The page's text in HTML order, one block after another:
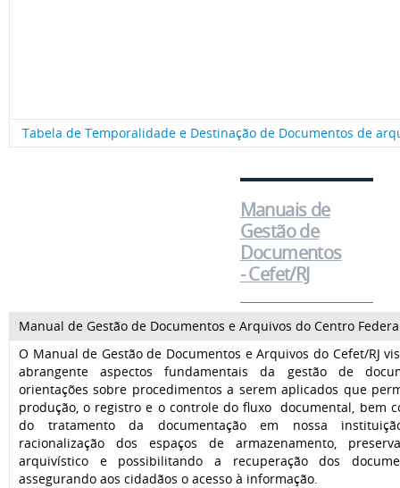
Tabela de Temporalidade e Destinação de Documentos de
Manuais de
Gestão de
Documentos
- Cefet/RJ
Manual de Gestão de Documentos e Arquivos do Centro
O Manual de Gestão de Documentos e Arquivos do Cefet/RJ
abrangente aspectos fundamentais da gestão de
orientações sobre procedimentos a serem aplicados que
produção, o registro e o controle do fluxo documental, bem
do tratamento da documentação em nossa
racionalização dos espaços de armazenamento,
arquivístico e possibilitando a recuperação dos
assegurando aos cidadãos o acesso à informação.